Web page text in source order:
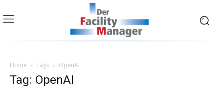
Home Tags OpenAI
Tag: OpenAI